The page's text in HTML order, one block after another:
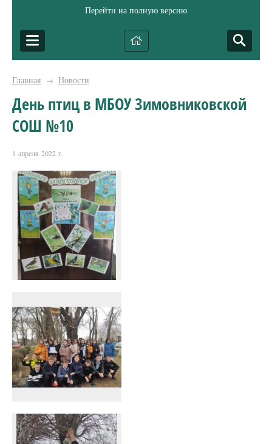
Перейти на полную версию
Главная → Новости
День птиц в МБОУ Зимовниковской
СОШ №10
1 апреля 2022 г.